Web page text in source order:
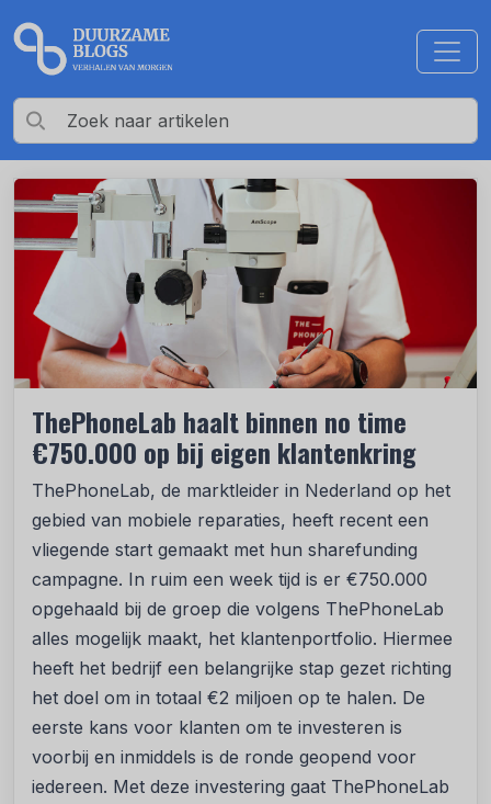
ThePhoneLab haalt binnen no time
€750.000 op bij eigen klantenkring
ThePhoneLab, de marktleider in Nederland op het
gebied van mobiele reparaties, heeft recent een
vliegende start gemaakt met hun sharefunding
campagne. In ruim een week tijd is er €750.000
opgehaald bij de groep die volgens ThePhoneLab
alles mogelijk maakt, het klantenportfolio. Hiermee
heeft het bedrijf een belangrijke stap gezet richting
het doel om in totaal €2 miljoen op te halen. De
eerste kans voor klanten om te investeren is
voorbij en inmiddels is de ronde geopend voor
iedereen. Met deze investering gaat ThePhoneLab